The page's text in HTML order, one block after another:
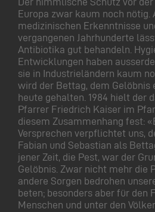
Europa zwar kaum noch nötig.
medizinischen Erkenntnisse
vergangenen Jahrhunderte
Antibiotika gut behandeln.
Entwicklungen haben
sie in Industrieländern kaum
wird der Bettag, dem Gelöbnis
heute gehalten. 1984 hielt der
Pfarrer Friedrich Kaiser im
diesem Zusammenhang fest:
Versprechen verpflichtet uns,
Fabian und Sebastian als
jener Zeit, die Pest, war der
Gelöbnis. Zwar nicht mehr die
andere Sorgen bedrohen
beten; besonders aber für den
Menschen und unter den